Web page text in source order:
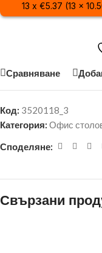
13 x €5.37 (13 x
Сравняване
Код: 3520118_3
Категория: Офис
Споделяне:
Свързани